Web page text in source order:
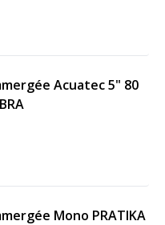
Acuatec 5" 80
Mono PRATIKA